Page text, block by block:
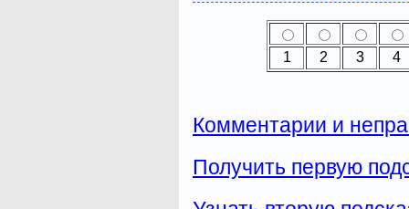
1 2 3 4
Комментарии и
Получить первую